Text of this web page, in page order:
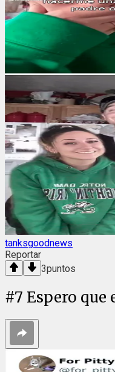
tanksgoodnews
Reportar
3puntos
#7 Espero que